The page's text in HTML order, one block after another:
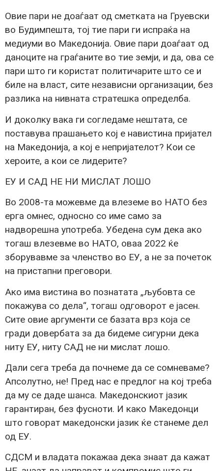
Овие пари не доаѓаат од сметката на Груевски
во Будимпешта, тој тие пари ги испраќа на
медиуми во Македонија. Овие пари доаѓаат од
даноците на граѓаните во тие земји, и да, ова се
пари што ги користат политичарите што се и
биле на власт, сите независни организации, без
разлика на нивната стратешка определба.
И доколку вака ги согледаме нештата, се
поставува прашањето кој е навистина пријател
на Македонија, а кој е непријателот? Кои се
хероите, а кои се лидерите?
ЕУ И САД НЕ НИ МИСЛАТ ЛОШО
Во 2008-та можевме да влеземе во НАТО без
ерга омнес, односно со име само за
надворешна употреба. Убедена сум дека ако
тогаш влезевме во НАТО, оваа 2022 ќе
зборувавме за членство во ЕУ, а не за почеток
на пристапни преговори.
Ако има вистина во познатата „љубовта се
покажува со дела“, тогаш одговорот е јасен.
Сите овие аргументи се базата врз која се
гради довербата за да бидеме сигурни дека
ниту ЕУ, ниту САД не ни мислат лошо.
Дали сега треба да почнеме да се сомневаме?
Апсолутно, не! Пред нас е предлог на кој треба
да му се даде шанса. Македонскиот јазик
гарантиран, без фусноти. И како Македонци
што говорат македонски јазик ќе станеме дел
од ЕУ.
СДСМ и владата покажаа дека знаат да кажат